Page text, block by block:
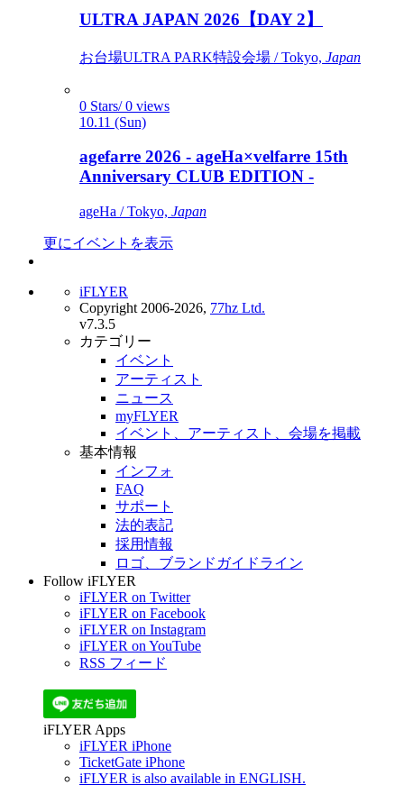
ULTRA JAPAN 2026【DAY 2】
お台場ULTRA PARK特設会場 / Tokyo, Japan
0 Stars/ 0 views
10.11 (Sun)
agefarre 2026 - ageHa×velfarre 15th
Anniversary CLUB EDITION -
ageHa / Tokyo, Japan
更にイベントを表示
iFLYER
Copyright 2006-2026, 77hz Ltd.
v7.3.5
カテゴリー
イベント
アーティスト
ニュース
myFLYER
イベント、アーティスト、会場を掲載
基本情報
インフォ
FAQ
サポート
法的表記
採用情報
ロゴ、ブランドガイドライン
Follow iFLYER
iFLYER on Twitter
iFLYER on Facebook
iFLYER on Instagram
iFLYER on YouTube
RSS フィード
iFLYER Apps
iFLYER iPhone
TicketGate iPhone
iFLYER is also available in ENGLISH.